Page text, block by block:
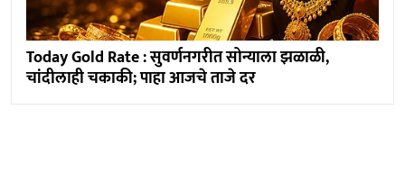
Today Gold Rate : सुवर्णनगरीत सोन्याला झळाळी,
चांदीलाही चकाकी; पाहा आजचे ताजे दर